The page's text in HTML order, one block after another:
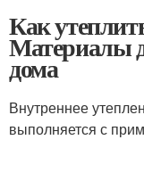
Как
Материалы
дома
Внутреннее
выполняется с